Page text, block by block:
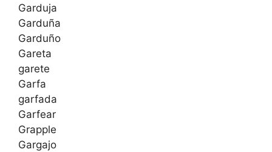
Garduja
Garduña
Garduño
Gareta
garete
Garfa
garfada
Garfear
Grapple
Gargajo